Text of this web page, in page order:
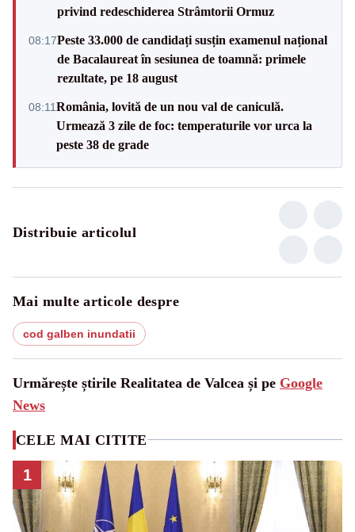
privind redeschiderea Strâmtorii Ormuz
08:17Peste 33.000 de candidați susțin examenul național
de Bacalaureat în sesiunea de toamnă: primele
rezultate, pe 18 august
08:11România, lovită de un nou val de caniculă.
Urmează 3 zile de foc: temperaturile vor urca la
peste 38 de grade
Distribuie articolul
Mai multe articole despre
cod galben inundatii
Urmărește știrile Realitatea de Valcea și pe Google
News
CELE MAI CITITE
1